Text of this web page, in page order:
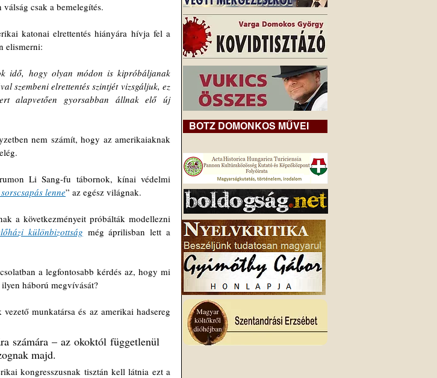
csak a bemelegítés.
katonai elrettentés hiányára hívja fel a
elismerni:
idő, hogy olyan módon is kipróbáljanak
szembeni elrettentés szintjét vizsgáljuk, ez
alapvetően gyorsabban állnak elő új
nem számít, hogy az amerikaiaknak
Li Sang-fu tábornok, kínai védelmi
lenne” az egész világnak.
a következményeit próbálták modellezni
különbizottság még áprilisban lett a
a legfontosabb kérdés az, hogy mi
háború megvívását?
munkatársa és az amerikai hadsereg
számára – az okoktól függetlenül
majd.
kongresszusnak tisztán kell látnia ezt a
BOTZ DOMONKOS MŰVEI